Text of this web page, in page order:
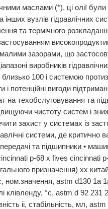
маслами (*). ці олії
вузлів гідравлічних
та термічного
малими зазорами, що
виробників
близько 100 і системою
і потенційні вигоди
техобслуговування та
чистоту систем і
захист у системах із
системи, де
та підшипники •
p-68 x fives cincinnati
призначення) xx
ном.значення, astm d130
клівленду, °c, astm d 92
ii, стабільність, мл,